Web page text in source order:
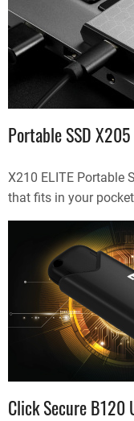
Portable SSD
X210 ELITE Portable
that fits in your
Click Secure B120